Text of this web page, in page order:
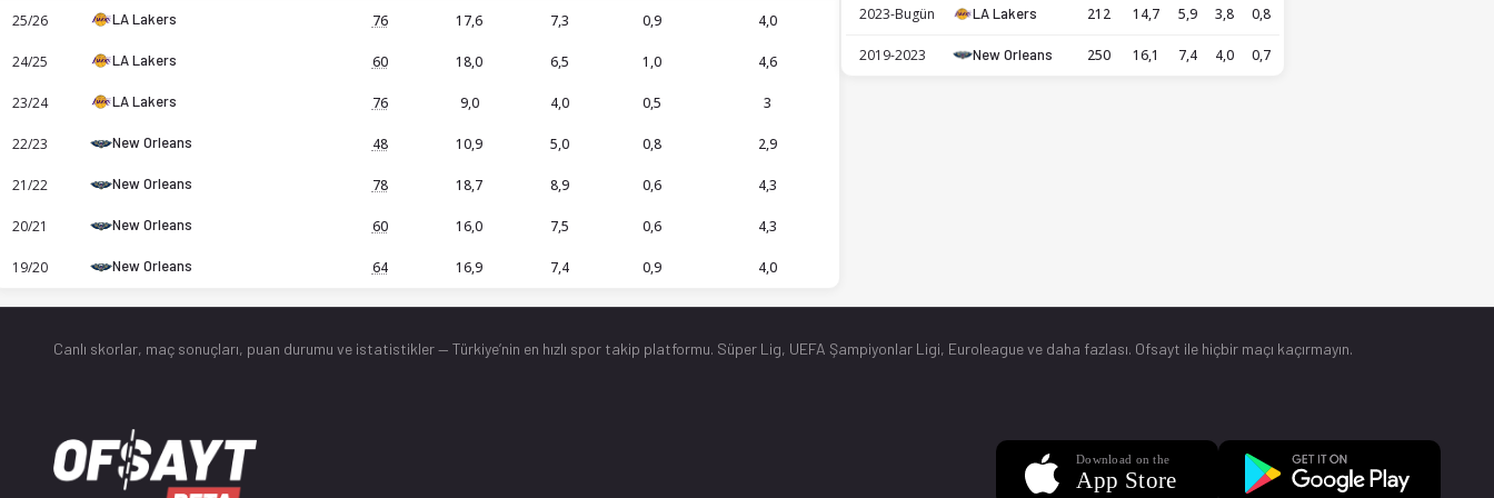
25/26 LA Lakers 76 17,6 7,3 0,9 4,0
24/25 LA Lakers 60 18,0 6,5 1,0 4,6
23/24 LA Lakers 76 9,0 4,0 0,5 3
22/23 New Orleans 48 10,9 5,0 0,8 2,9
21/22 New Orleans 78 18,7 8,9 0,6 4,3
20/21 New Orleans 60 16,0 7,5 0,6 4,3
19/20 New Orleans 64 16,9 7,4 0,9 4,0
2023-Bugün LA Lakers 212 14,7 5,9 3,8 0,8
2019-2023 New Orleans 250 16,1 7,4 4,0 0,7
Canlı skorlar, maç sonuçları, puan durumu ve istatistikler — Türkiye’nin en hızlı spor takip platformu. Süper Lig, UEFA Şampiyonlar Ligi, Euroleague ve daha fazlası. Ofsayt ile hiçbir maçı kaçırmayın.